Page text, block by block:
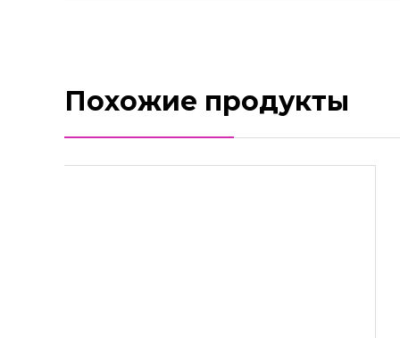
Похожие продукты